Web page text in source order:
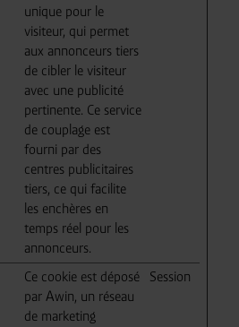
unique pour le
visiteur, qui permet
aux annonceurs tiers
de cibler le visiteur
avec une publicité
pertinente. Ce service
de couplage est
fourni par des
centres publicitaires
tiers, ce qui facilite
les enchères en
temps réel pour les
annonceurs.
Ce cookie est déposé
par Awin, un réseau
de marketing
Session